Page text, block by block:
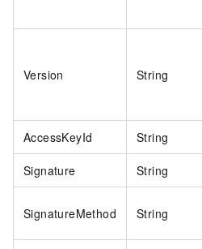
Version String
AccessKeyId String
Signature String
SignatureMethod String